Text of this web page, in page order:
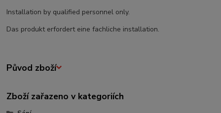
Installation by qualified personnel only.
Das produkt erfordert eine fachliche installation.
Původ zboží
Zboží zařazeno v kategoriích